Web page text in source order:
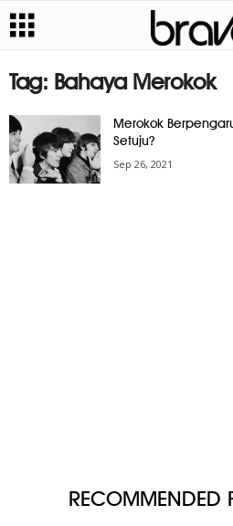
Tag: Bahaya Merokok
Merokok
Setuju?
Sep 26, 2021
RECOMMENDED